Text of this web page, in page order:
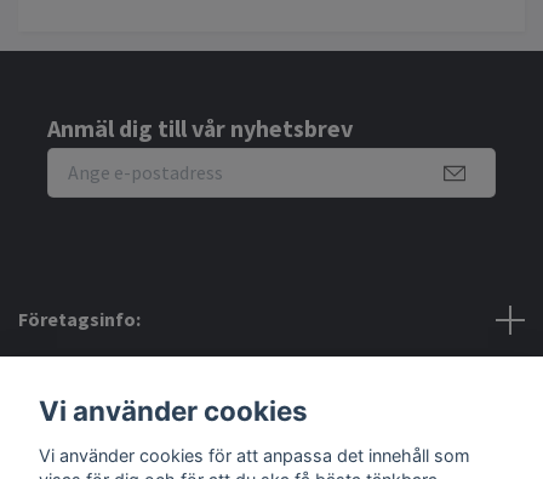
Anmäl dig till vår nyhetsbrev
Företagsinfo:
Sociala medier
Vi använder cookies
Vi använder cookies för att anpassa det innehåll som